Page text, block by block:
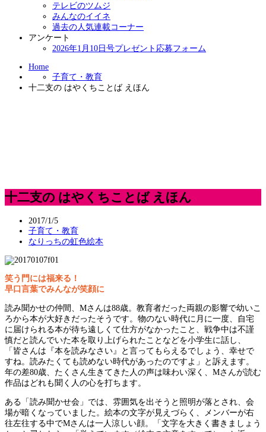
テレビのツムジ
みんなのイイネ
過去の人気連載コーナー
アンケート
2026年1月10日号プレゼント応募フォーム
Home
子育て・教育
十二支の はやくちことば えほん
十二支の はやくちことば えほん
2017/1/5
子育て・教育
なりっちの虹色絵本
笑う門には福来る！
早口言葉でみんなが笑顔に
読み聞かせの仲間、Mさんは88歳。教育者だった両親の影響で幼いこ
ろから本が大好きだったそうです。物のない時代に月に一度、自宅
に届けられる本が待ち遠しくて仕方がなかったこと、戦争中は不謹
慎だと読んでいた本を取り上げられたことなどを小学生に話し、
「皆さんは『本を読みなさい』と言ってもらえるでしょう、幸せで
すね。読みたくても読めない時代があったのですよ」と訴えます。
年の差80歳、たくさん生きてきた人の声は味わい深く、Mさんが読む
作品はどれも聞く人の心を打ちます。
ある「読み聞かせ会」では、雰囲気を出そうと照明が落とされ、会
場が暗くなっていました。絵本の文字が見えづらく、メンバーが右
往左往する中でMさんは一人涼しい顔。「文字を大きく書きましょう